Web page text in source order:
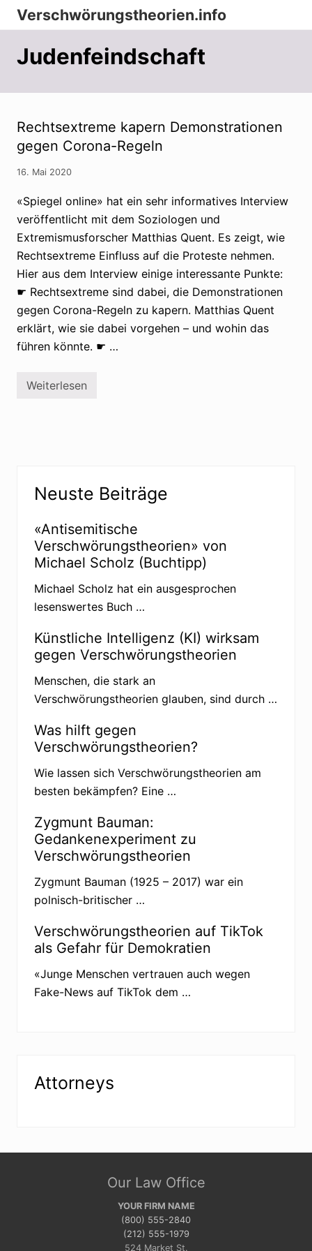
Menu
Zur
Hauptnavigation
springen
Zum
Inhalt
springen
Zur
Seitenspalte
springen
Verschwörungstheorien.info
zu
und
Risiken
konspirationistischen
Denkens
Judenfeindschaft
Rechtsextreme kapern Demonstrationen
gegen Corona-Regeln
16. Mai 2020
«Spiegel online» hat ein sehr informatives Interview
veröffentlicht mit dem Soziologen und
Extremismusforscher Matthias Quent. Es zeigt, wie
Rechtsextreme Einfluss auf die Proteste nehmen.
Hier aus dem Interview einige interessante Punkte:
☛ Rechtsextreme sind dabei, die Demonstrationen
gegen Corona-Regeln zu kapern. Matthias Quent
erklärt, wie sie dabei vorgehen – und wohin das
führen könnte. ☛ …
R
r
e
e
k
a
p
e
n
D
e
o
n
s
r
t
o
n
e
g
e
g
C
o
r
o
a
-
R
g
e
l
Weiterlesen
Neuste Beiträge
«Antisemitische
Verschwörungstheorien» von
Michael Scholz (Buchtipp)
Michael Scholz hat ein ausgesprochen
lesenswertes Buch …
Künstliche Intelligenz (KI) wirksam
gegen Verschwörungstheorien
Menschen, die stark an
Verschwörungstheorien glauben, sind durch …
Was hilft gegen
Verschwörungstheorien?
Wie lassen sich Verschwörungstheorien am
besten bekämpfen? Eine …
Zygmunt Bauman:
Gedankenexperiment zu
Verschwörungstheorien
Zygmunt Bauman (1925 – 2017) war ein
polnisch-britischer …
Verschwörungstheorien auf TikTok
als Gefahr für Demokratien
«Junge Menschen vertrauen auch wegen
Fake-News auf TikTok dem …
Attorneys
Our Law Office
YOUR FIRM NAME
(800) 555-2840
(212) 555-1979
524 Market St.